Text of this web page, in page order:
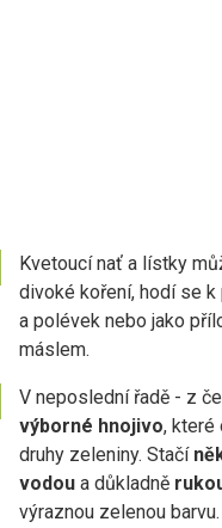
Kvetoucí nať a lístky
divoké koření, hodí se k
a polévek nebo jako
máslem.
V neposlední řadě - z
výborné hnojivo, které
druhy zeleniny. Stačí
vodoua důkladně
výraznou zelenou